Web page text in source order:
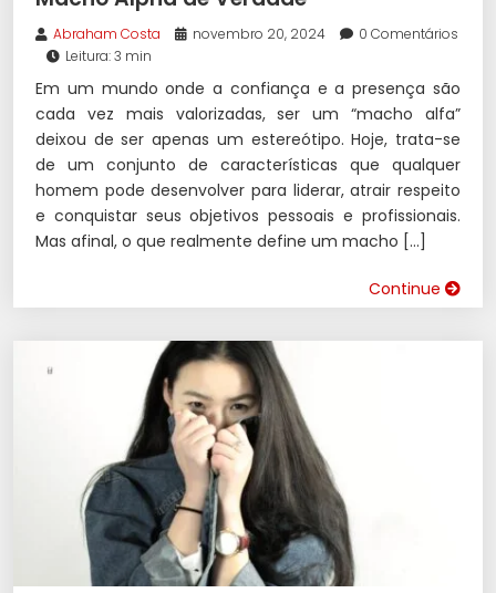
Abraham Costa novembro 20, 2024
0 Comentários
Leitura: 3 min
Em um mundo onde a confiança e a presença são
cada vez mais valorizadas, ser um “macho alfa”
deixou de ser apenas um estereótipo. Hoje, trata-se
de um conjunto de características que qualquer
homem pode desenvolver para liderar, atrair respeito
e conquistar seus objetivos pessoais e profissionais.
Mas afinal, o que realmente define um macho […]
Continue